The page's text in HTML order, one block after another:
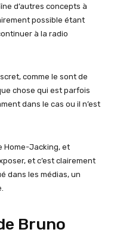
d’autres concepts à
possible étant
à la radio
comme le sont de
chose qui est parfois
dans le cas ou il n’est
Home-Jacking, et
et c’est clairement
dans les médias, un
Bruno